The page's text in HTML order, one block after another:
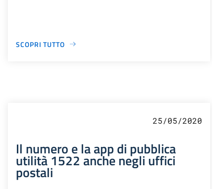
SCOPRI TUTTO
25/05/2020
Il numero e la app di pubblica
utilità 1522 anche negli uffici
postali